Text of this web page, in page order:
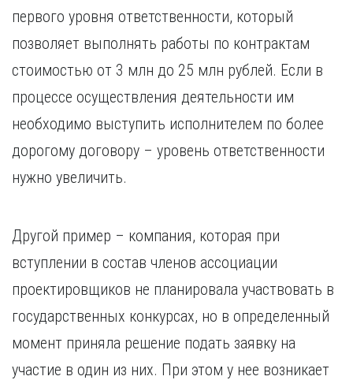
первого уровня ответственности, который
позволяет выполнять работы по контрактам
стоимостью от 3 млн до 25 млн рублей. Если в
процессе осуществления деятельности им
необходимо выступить исполнителем по более
дорогому договору – уровень ответственности
нужно увеличить.
Другой пример – компания, которая при
вступлении в состав членов ассоциации
проектировщиков не планировала участвовать в
государственных конкурсах, но в определенный
момент приняла решение подать заявку на
участие в один из них. При этом у нее возникает